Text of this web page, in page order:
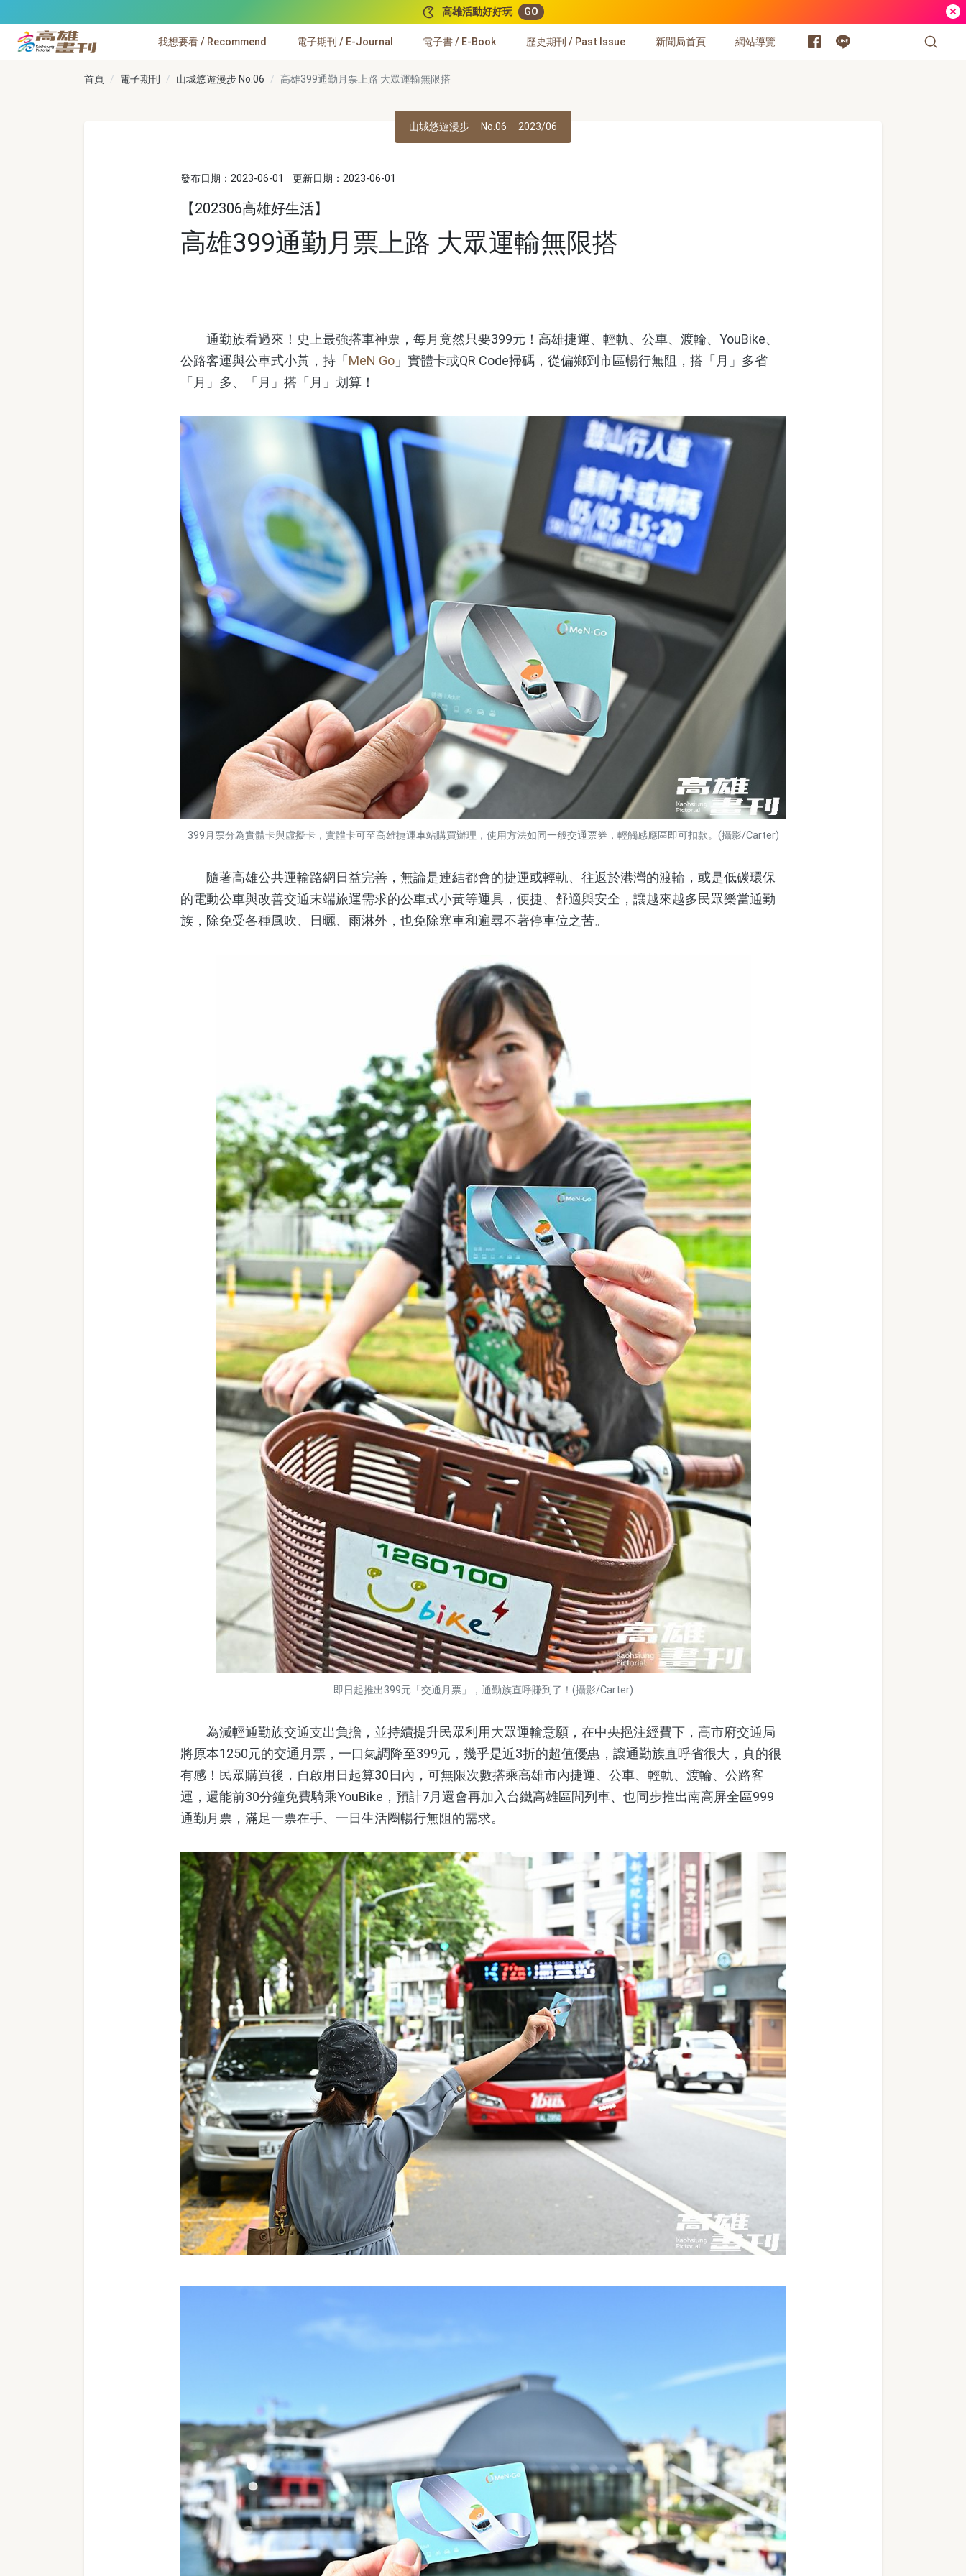
高雄活動好好玩 GO
高雄畫刊
我想要看 / Recommend 電子期刊 / E-Journal 電子書 / E-Book 歷史期刊 / Past Issue 新聞局首頁 網站導覽
首頁 電子期刊 山城悠遊漫步 No.06 高雄399通勤月票上路 大眾運輸無限搭
山城悠遊漫步 No.06 2023/06
發布日期：2023-06-01 更新日期：2023-06-01
【202306高雄好生活】
高雄399通勤月票上路 大眾運輸無限搭
通勤族看過來！史上最強搭車神票，每月竟然只要399元！高雄捷運、輕軌、公車、渡輪、YouBike、
公路客運與公車式小黃，持「MeN Go 」實體卡或QR Code掃碼，從偏鄉到市區暢行無阻，搭「月」多省
「月」多、「月」搭「月」划算！
399月票分為實體卡與虛擬卡，實體卡可至高雄捷運車站購買辦理，使用方法如同一般交通票券，輕觸感應區即可扣款。(攝影/Carter)
隨著高雄公共運輸路網日益完善，無論是連結都會的捷運或輕軌、往返於港灣的渡輪，或是低碳環保
的電動公車與改善交通末端旅運需求的公車式小黃等運具，便捷、舒適與安全，讓越來越多民眾樂當通勤
族，除免受各種風吹、日曬、雨淋外，也免除塞車和遍尋不著停車位之苦。
即日起推出399元「交通月票」，通勤族直呼賺到了！(攝影/Carter)
為減輕通勤族交通支出負擔，並持續提升民眾利用大眾運輸意願，在中央挹注經費下，高市府交通局
將原本1250元的交通月票，一口氣調降至399元，幾乎是近3折的超值優惠，讓通勤族直呼省很大，真的很
有感！民眾購買後，自啟用日起算30日內，可無限次數搭乘高雄市內捷運、公車、輕軌、渡輪、公路客
運，還能前30分鐘免費騎乘YouBike，預計7月還會再加入台鐵高雄區間列車、也同步推出南高屏全區999
通勤月票，滿足一票在手、一日生活圈暢行無阻的需求。